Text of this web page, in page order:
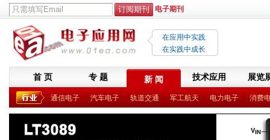
电子期刊
在应用中实践
在实践中成长
首 页 专 题 新 闻 技术应用 展览
通信电子 汽车电子 轨道交通 军工航天 电力电子 消费